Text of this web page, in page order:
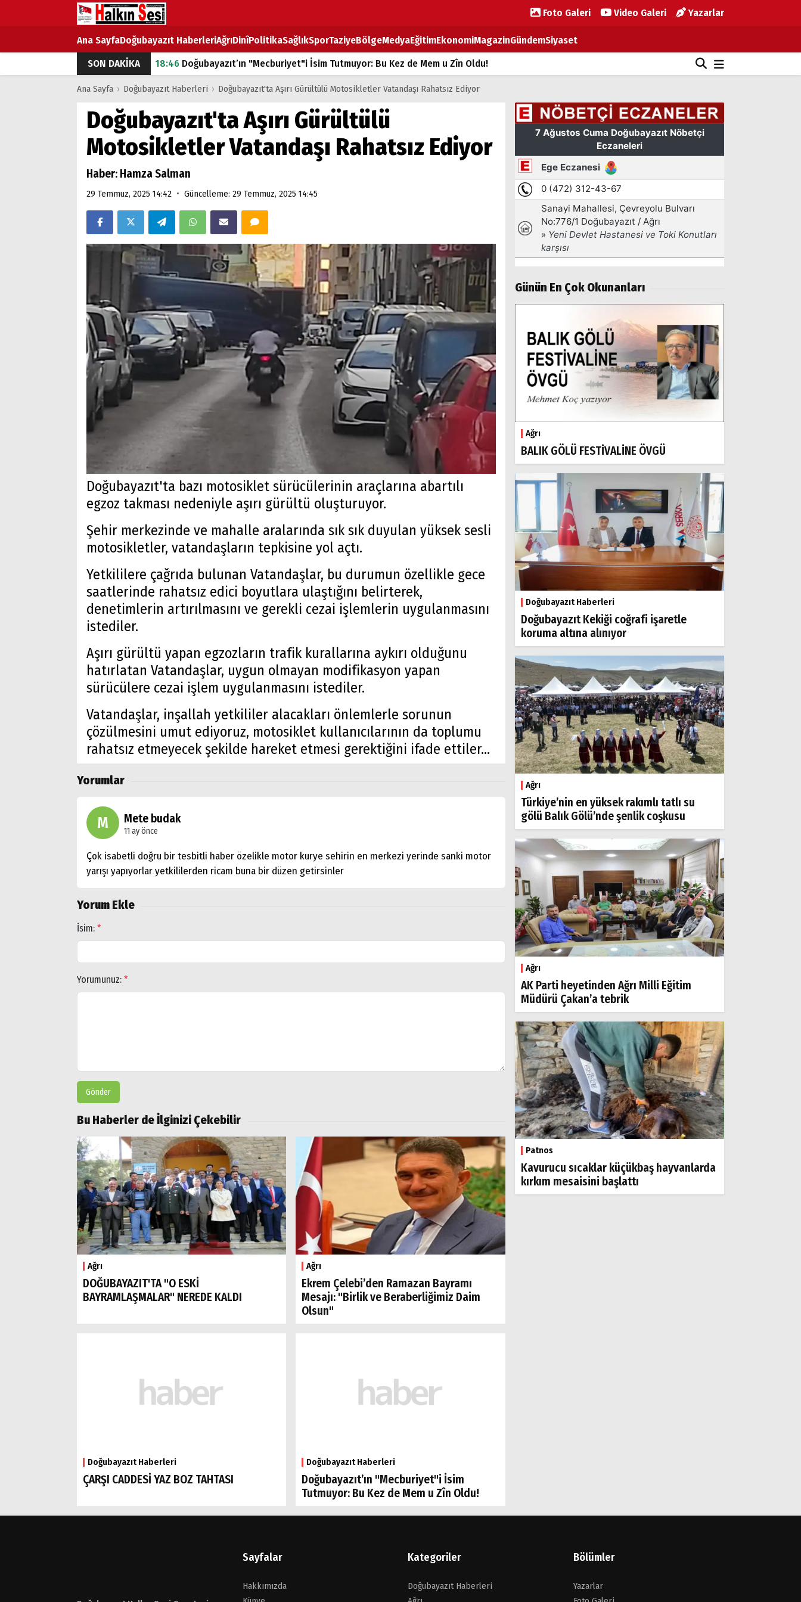
Foto Galeri Video Galeri Yazarlar
Ana SayfaDoğubayazıt HaberleriAğrıDinîPolitikaSağlıkSporTaziyeBölgeMedyaEğitimEkonomiMagazinGündemSiyaset
SON DAKİKA
18:46 Doğubayazıt’ın "Mecburiyet"i İsim Tutmuyor: Bu Kez de Mem u Zîn Oldu!
07:53Doğubayazıt’ta Ekmek Fiyatlarına Zam
Doğubayazıt'ta çocukların sırtındaki ağır yük
07:00DEVLET ve HÜKÜMET
18:29ÇARŞI CADDESİ YAZ BOZ TAHTASI
Ana Sayfa › Doğubayazıt Haberleri › Doğubayazıt'ta Aşırı Gürültülü Motosikletler Vatandaşı Rahatsız Ediyor
Doğubayazıt'ta Aşırı Gürültülü
Motosikletler Vatandaşı Rahatsız Ediyor
Haber: Hamza Salman
29 Temmuz, 2025 14:42 • Güncelleme: 29 Temmuz, 2025 14:45
Doğubayazıt'ta bazı motosiklet sürücülerinin araçlarına abartılı
egzoz takması nedeniyle aşırı gürültü oluşturuyor.
Şehir merkezinde ve mahalle aralarında sık sık duyulan yüksek sesli
motosikletler, vatandaşların tepkisine yol açtı.
Yetkililere çağrıda bulunan Vatandaşlar, bu durumun özellikle gece
saatlerinde rahatsız edici boyutlara ulaştığını belirterek,
denetimlerin artırılmasını ve gerekli cezai işlemlerin uygulanmasını
istediler.
Aşırı gürültü yapan egzozların trafik kurallarına aykırı olduğunu
hatırlatan Vatandaşlar, uygun olmayan modifikasyon yapan
sürücülere cezai işlem uygulanmasını istediler.
Vatandaşlar, inşallah yetkililer alacakları önlemlerle sorunun
çözülmesini umut ediyoruz, motosiklet kullanıcılarının da toplumu
rahatsız etmeyecek şekilde hareket etmesi gerektiğini ifade ettiler...
Yorumlar
M Mete budak
11 ay önce
Çok isabetli doğru bir tesbitli haber özelikle motor kurye sehirin en merkezi yerinde sanki motor
yarışı yapıyorlar yetkililerden ricam buna bir düzen getirsinler
Yorum Ekle
İsim: *
Yorumunuz: *
Gönder
Bu Haberler de İlginizi Çekebilir
Ağrı
DOĞUBAYAZIT'TA "O ESKİ
BAYRAMLAŞMALAR" NEREDE KALDI
Ağrı
Ekrem Çelebi’den Ramazan Bayramı
Mesajı: "Birlik ve Beraberliğimiz Daim
Olsun"
Doğubayazıt Haberleri
ÇARŞI CADDESİ YAZ BOZ TAHTASI
Doğubayazıt Haberleri
Doğubayazıt’ın "Mecburiyet"i İsim
Tutmuyor: Bu Kez de Mem u Zîn Oldu!
Günün En Çok Okunanları
Ağrı
BALIK GÖLÜ FESTİVALİNE ÖVGÜ
Doğubayazıt Haberleri
Doğubayazıt Kekiği coğrafi işaretle
koruma altına alınıyor
Ağrı
Türkiye’nin en yüksek rakımlı tatlı su
gölü Balık Gölü’nde şenlik coşkusu
Ağrı
AK Parti heyetinden Ağrı Milli Eğitim
Müdürü Çakan’a tebrik
Patnos
Kavurucu sıcaklar küçükbaş hayvanlarda
kırkım mesaisini başlattı
Sayfalar
Hakkımızda
Kategoriler
Doğubayazıt Haberleri
Bölümler
Yazarlar